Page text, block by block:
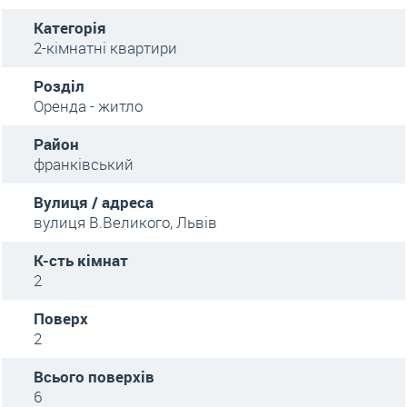
Категорія
2-кімнатні квартири
Розділ
Оренда - житло
Район
франківський
Вулиця / адреса
вулиця В.Великого, Львів
К-сть кімнат
2
Поверх
2
Всього поверхів
6